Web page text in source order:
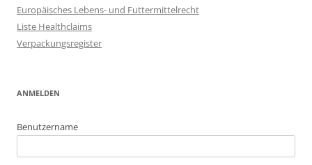
Europäisches Lebens- und Futtermittelrecht
Liste Healthclaims
Verpackungsregister
ANMELDEN
Benutzername